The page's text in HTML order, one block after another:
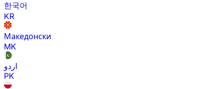
한국어
KR
Македонски
MK
اردو
PK